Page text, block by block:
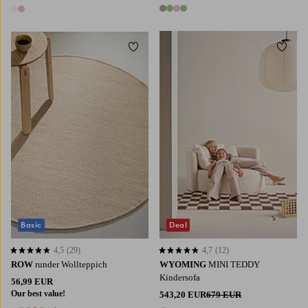
2 Farben 4 Farben
ROW runder Wollteppich
56,99 EUR
Our best value!
4,5 basierend auf 29 Bewertungen
4,5 (29)
Basic
Zu Favoriten hinzufügen
120 160
WYOMING MINI TEDDY
Kindersofa
543,20 EUR679 EUR
4,7 basierend auf 12 Bewertungen
4,7 (12)
Deal
Zu